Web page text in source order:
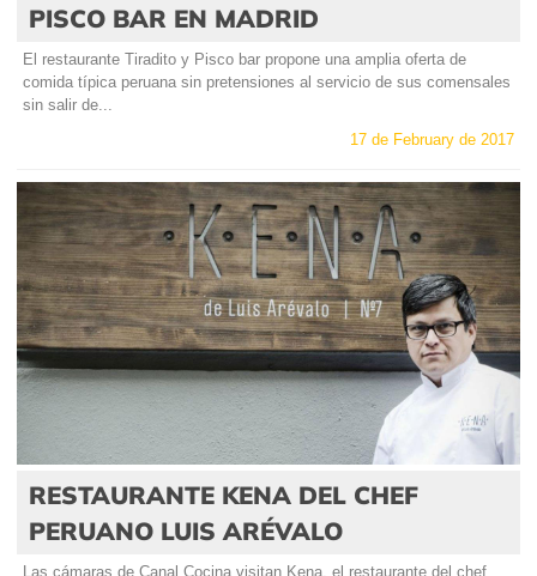
PISCO BAR EN MADRID
El restaurante Tiradito y Pisco bar propone una amplia oferta de
comida típica peruana sin pretensiones al servicio de sus comensales
sin salir de...
17 de February de 2017
RESTAURANTE KENA DEL CHEF
PERUANO LUIS ARÉVALO
Las cámaras de Canal Cocina visitan Kena, el restaurante del chef